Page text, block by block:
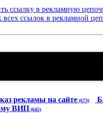
рекламы на сайте (673)
ВИП (645)